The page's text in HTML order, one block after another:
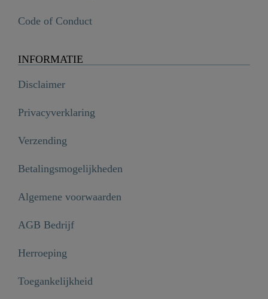
Code of Conduct
INFORMATIE
Disclaimer
Privacyverklaring
Verzending
Betalingsmogelijkheden
Algemene voorwaarden
AGB Bedrijf
Herroeping
Toegankelijkheid